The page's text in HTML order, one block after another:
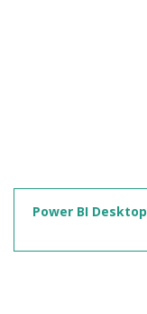
Power BI Desktop